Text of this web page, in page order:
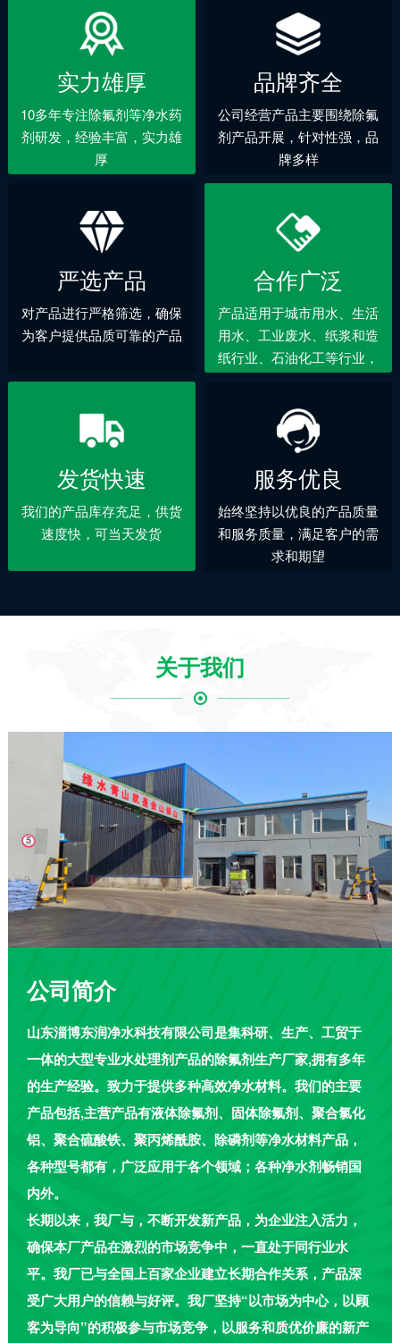
实力雄厚
10多年专注除氟剂等净水药
剂研发，经验丰富，实力雄
厚
品牌齐全
公司经营产品主要围绕除氟
剂产品开展，针对性强，品
牌多样
严选产品
对产品进行严格筛选，确保
为客户提供品质可靠的产品
合作广泛
产品适用于城市用水、生活
用水、工业废水、纸浆和造
纸行业、石油化工等行业，
发货快速
我们的产品库存充足，供货
速度快，可当天发货
服务优良
始终坚持以优良的产品质量
和服务质量，满足客户的需
求和期望
关于我们
公司简介
山东淄博东润净水科技有限公司是集科研、生产、工贸于
一体的大型专业水处理剂产品的除氟剂生产厂家,拥有多年
的生产经验。致力于提供多种高效净水材料。我们的主要
产品包括,主营产品有液体除氟剂、固体除氟剂、聚合氯化
铝、聚合硫酸铁、聚丙烯酰胺、除磷剂等净水材料产品，
各种型号都有，广泛应用于各个领域；各种净水剂畅销国
内外。
长期以来，我厂与，不断开发新产品，为企业注入活力，
确保本厂产品在激烈的市场竞争中，一直处于同行业水
平。我厂已与全国上百家企业建立长期合作关系，产品深
受广大用户的信赖与好评。我厂坚持“以市场为中心，以顾
客为导向”的积极参与市场竞争，以服务和质优价廉的新产